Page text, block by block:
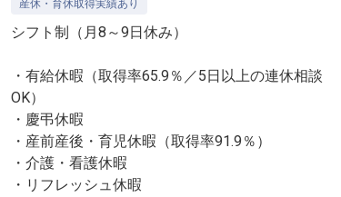
産休・育休取得実績あり
シフト制（月8～9日休み）
・有給休暇（取得率65.9％／5日以上の連休相談
OK）
・慶弔休暇
・産前産後・育児休暇（取得率91.9％）
・介護・看護休暇
・リフレッシュ休暇